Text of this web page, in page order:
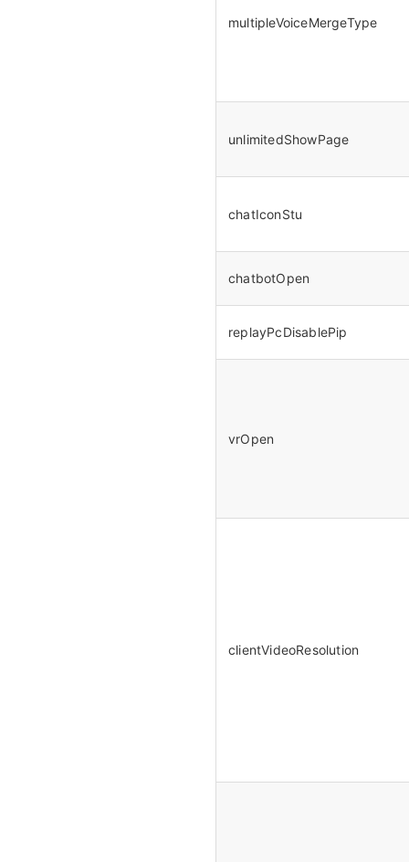
multipleVoiceMergeType
unlimitedShowPage
chatIconStu
chatbotOpen
replayPcDisablePip
vrOpen
clientVideoResolution